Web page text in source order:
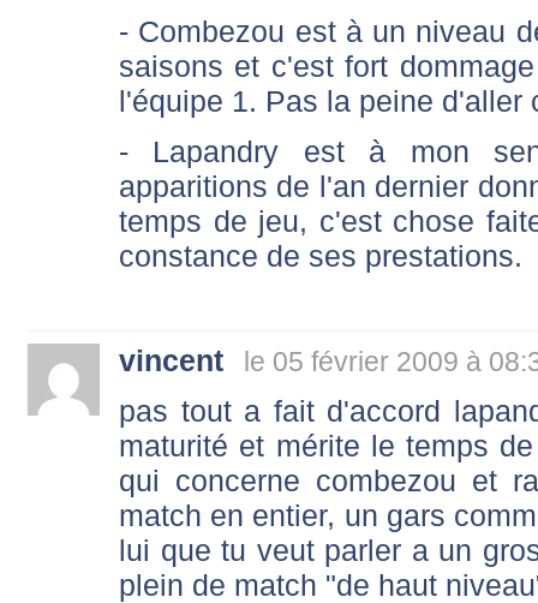
- Combezou est à un niveau
saisons et c'est fort
l'équipe 1. Pas la peine d'aller
- Lapandry est à mon
apparitions de l'an dernier
temps de jeu, c'est chose
constance de ses prestations.
vincent le 05 février 2009 à
pas tout a fait d'accord
maturité et mérite le temps
qui concerne combezou et
match en entier, un gars
lui que tu veut parler a un
plein de match "de haut